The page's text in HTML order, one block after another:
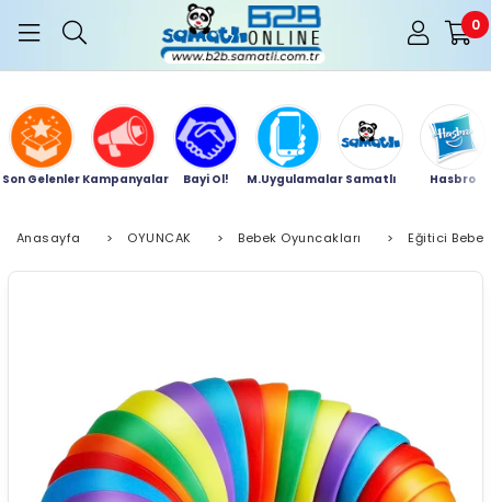
0
Son Gelenler Kampanyalar Bayi Ol! M.Uygulamalar Samatlı Hasbro
Anasayfa > OYUNCAK > Bebek Oyuncakları > Eğitici